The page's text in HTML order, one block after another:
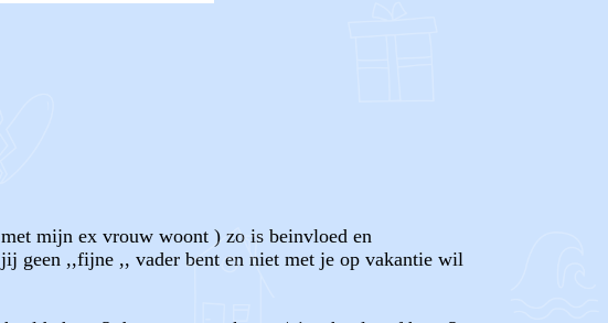
mijn ex vrouw woont ) zo is beinvloed en
geen ,,fijne ,, vader bent en niet met je op vakantie wil